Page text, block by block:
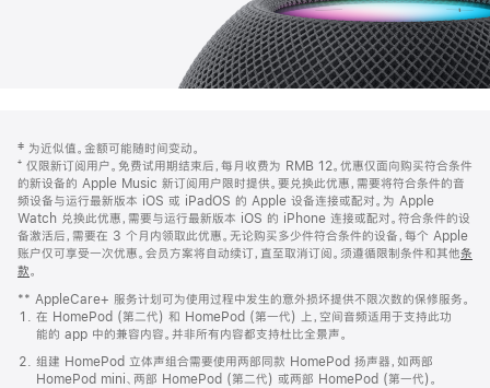
页
页
脚
注
‡ 为近似值。金额可能随时间变动。
⁺ 仅限新订阅用户。免费试用期结束后，每月收费为 RMB 12。优惠仅面向购买符合条件
的新设备的 Apple Music 新订阅用户限时提供。要兑换此优惠，需要将符合条件的音
频设备与运行最新版本 iOS 或 iPadOS 的 Apple 设备连接或配对。为 Apple
Watch 兑换此优惠，需要与运行最新版本 iOS 的 iPhone 连接或配对。符合条件的设
备激活后，需要在 3 个月内领取此优惠。无论购买多少件符合条件的设备，每个 Apple
账户仅可享受一次优惠。会员方案将自动续订，直至取消订阅。须遵循限制条件和其他条
款。
窗
口
中
打
开)
** AppleCare+ 服务计划可为使用过程中发生的意外损坏提供不限次数的保修服务。
在 HomePod (第二代) 和 HomePod (第一代) 上，空间音频适用于支持此功
能的 app 中的兼容内容。并非所有内容都支持杜比全景声。
组建 HomePod 立体声组合需要使用两部同款 HomePod 扬声器，如两部
HomePod mini、两部 HomePod (第二代) 或两部 HomePod (第一代)。